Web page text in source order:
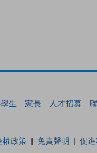
生 家長 人才招募
權政策 免責聲明 促